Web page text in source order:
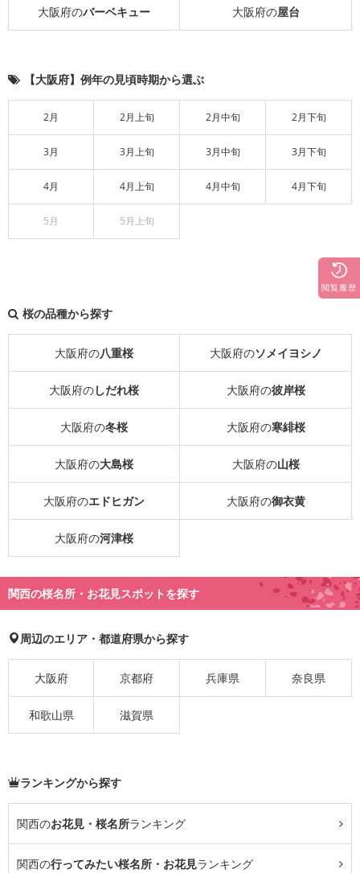
大阪府のバーベキュー 大阪府の屋台
【大阪府】例年の見頃時期から選ぶ
2月 2月上旬 2月中旬 2月下旬
3月 3月上旬 3月中旬 3月下旬
4月 4月上旬 4月中旬 4月下旬
5月 5月上旬
桜の品種から探す
大阪府の八重桜 大阪府のソメイヨシノ
大阪府のしだれ桜 大阪府の彼岸桜
大阪府の冬桜 大阪府の寒緋桜
大阪府の大島桜 大阪府の山桜
大阪府のエドヒガン 大阪府の御衣黄
大阪府の河津桜
関西の桜名所・お花見スポットを探す
周辺のエリア・都道府県から探す
大阪府 京都府 兵庫県 奈良県
和歌山県 滋賀県
ランキングから探す
関西のお花見・桜名所ランキング
関西の行ってみたい桜名所・お花見ランキング
閲覧履歴